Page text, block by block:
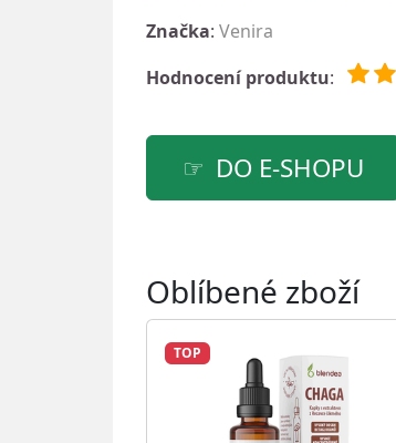
Značka: Venira
Hodnocení produktu:
DO E-SHOPU
Oblíbené zboží
TOP